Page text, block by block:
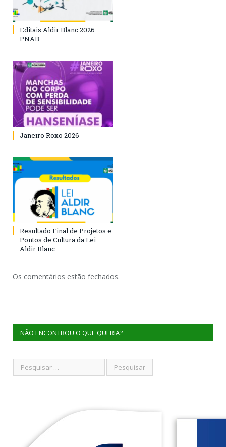
Editais Aldir Blanc 2026 –
PNAB
Janeiro Roxo 2026
Resultado Final de Projetos e
Pontos de Cultura da Lei
Aldir Blanc
Os comentários estão fechados.
NÃO ENCONTROU O QUE QUERIA?